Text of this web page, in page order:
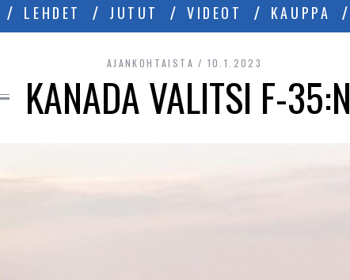
LEHDET JUTUT VIDEOT KAUPPA
AJANKOHTAISTA 10.1.2023
KANADA VALITSI F-35:N